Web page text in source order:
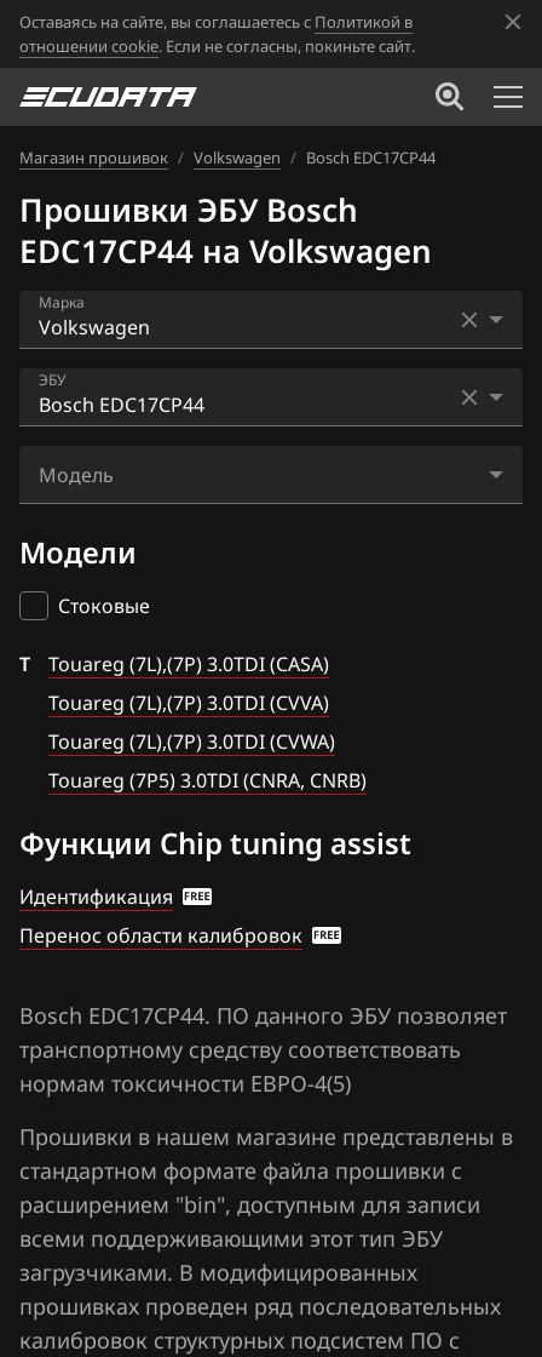
Оставаясь на сайте, вы соглашаетесь с Политикой в
отношении cookie. Если не согласны, покиньте сайт.
Магазин прошивок / Volkswagen / Bosch EDC17CP44
Прошивки ЭБУ Bosch
EDC17CP44 на Volkswagen
Марка
Acura
Alfa Romeo
ATLAS
BAIC
BAW
Bentley
BMW
Brilliance
Cadillac
Changan
Chenglong
Chery
Chevrolet
Chrysler
Citroen
Dacia
Daewoo
DAF
Derways
ЭБУ
Bosch EDC16U34
Bosch EDC17C46
Bosch EDC17C54
Bosch EDC17C74
Bosch EDC17CP14
Bosch EDC17CP20
Bosch EDC17CP44
Bosch M3.8.x (M5.9.2)
Bosch MD1CP004
Bosch ME(D)7.5.x
Bosch ME17.5.6
Bosch MED(C)17.1-17.5.21
Bosch MED17.1.27
Bosch MED17.1.61(62)
Bosch MED17.5.25
Bosch MED17.5.26
Модель
Touareg (7L),(7P) 3.0TDI (CVVA)
Touareg (7L),(7P) 3.0TDI (CVWA)
Touareg (7P5) 3.0TDI (CNRA, CNRB)
Модели
Стоковые
T
Touareg (7L),(7P) 3.0TDI (CASA)
Touareg (7L),(7P) 3.0TDI (CVVA)
Touareg (7L),(7P) 3.0TDI (CVWA)
Touareg (7P5) 3.0TDI (CNRA, CNRB)
Функции Chip tuning assist
Идентификация
Перенос области калибровок
Bosch EDC17CP44. ПО данного ЭБУ позволяет
транспортному средству соответствовать
нормам токсичности ЕВРО-4(5)
Прошивки в нашем магазине представлены в
стандартном формате файла прошивки с
расширением "bin", доступным для записи
всеми поддерживающими этот тип ЭБУ
загрузчиками. В модифицированных
прошивках проведен ряд последовательных
калибровок структурных подсистем ПО с